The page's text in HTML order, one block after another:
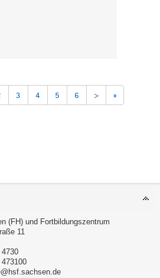
3 4 5 6 > »
(FH) und Fortbildungszentrum
11